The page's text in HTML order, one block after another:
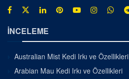
İNCELEME
Australian Mist Kedi Irkı ve Özellikleri
Arabian Mau Kedi Irkı ve Özellikleri